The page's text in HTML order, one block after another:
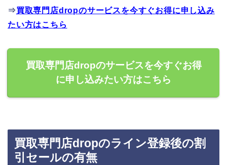
⇒買取専門店dropのサービスを今すぐお得に申し込み
たい方はこちら
買取専門店dropのサービスを今すぐお得
に申し込みたい方はこちら
買取専門店dropのライン登録後の割
引セールの有無